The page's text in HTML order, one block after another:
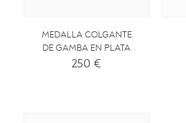
MEDALLA COLGANTE
DE GAMBA EN PLATA
250€